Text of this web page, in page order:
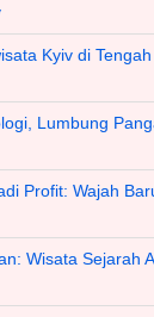
Kyiv di
Lumbung
Profit: Wajah
Wisata Sejarah